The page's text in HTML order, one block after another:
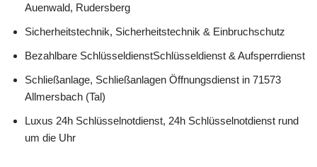
Auenwald, Rudersberg
Sicherheitstechnik, Sicherheitstechnik & Einbruchschutz
Bezahlbare SchlüsseldienstSchlüsseldienst & Aufsperrdienst
Schließanlage, Schließanlagen Öffnungsdienst in 71573
Allmersbach (Tal)
Luxus 24h Schlüsselnotdienst, 24h Schlüsselnotdienst rund
um die Uhr